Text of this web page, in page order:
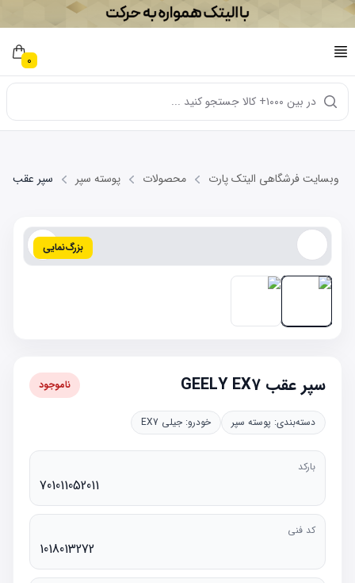
0
در بین ۱۰۰۰+ کالا جستجو کنید ...
وبسایت فرشگاهی الیتک پارت محصولات پوسته سپر سپر عقب GEELY EX7
بزرگ‌نمایی
سپر عقب GEELY EX7 ناموجود
دسته‌بندی: پوسته سپر خودرو: جیلی EX7
بارکد
701011052011
کد فنی
1018013272